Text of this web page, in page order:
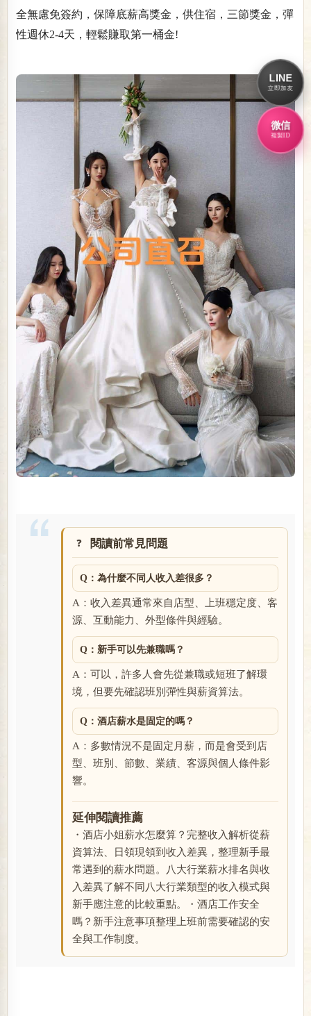
全無慮免簽約，保障底薪高獎金，供住宿，三節獎金，彈
性週休2-4天，輕鬆賺取第一桶金!
閱讀前常見問題
Q：為什麼不同人收入差很多？
A：收入差異通常來自店型、上班穩定度、客
源、互動能力、外型條件與經驗。
Q：新手可以先兼職嗎？
A：可以，許多人會先從兼職或短班了解環
境，但要先確認班別彈性與薪資算法。
Q：酒店薪水是固定的嗎？
A：多數情況不是固定月薪，而是會受到店
型、班別、節數、業績、客源與個人條件影
響。
延伸閱讀推薦
・酒店小姐薪水怎麼算？完整收入解析從薪
資算法、日領現領到收入差異，整理新手最
常遇到的薪水問題。八大行業薪水排名與收
入差異了解不同八大行業類型的收入模式與
新手應注意的比較重點。・酒店工作安全
嗎？新手注意事項整理上班前需要確認的安
全與工作制度。
LINE
立即加友
微信
複製ID